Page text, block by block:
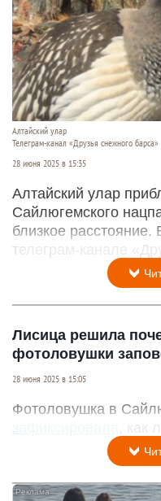
Алтайский улар
Телеграм-канал «Друзья снежного барса»
28 июня 2025 в 15:35
Алтайский улар
Сайлюгемского
близкое расстояние.
телеграм-канале
Лисица решила
фотоловушки
28 июня 2025 в 15:05
Фотоловушка в
зафиксировала
, как